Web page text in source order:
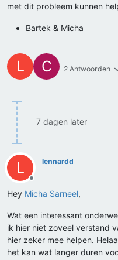
met dit probleem kunnen
Bartek & Micha
L C 2 Antwoorden
7 dagen later
L
Offline
lennardd
Hey Micha Sarneel,
Wat een interessant
ik hier niet zoveel verstand
hier zeker mee helpen.
het kan wat langer duren